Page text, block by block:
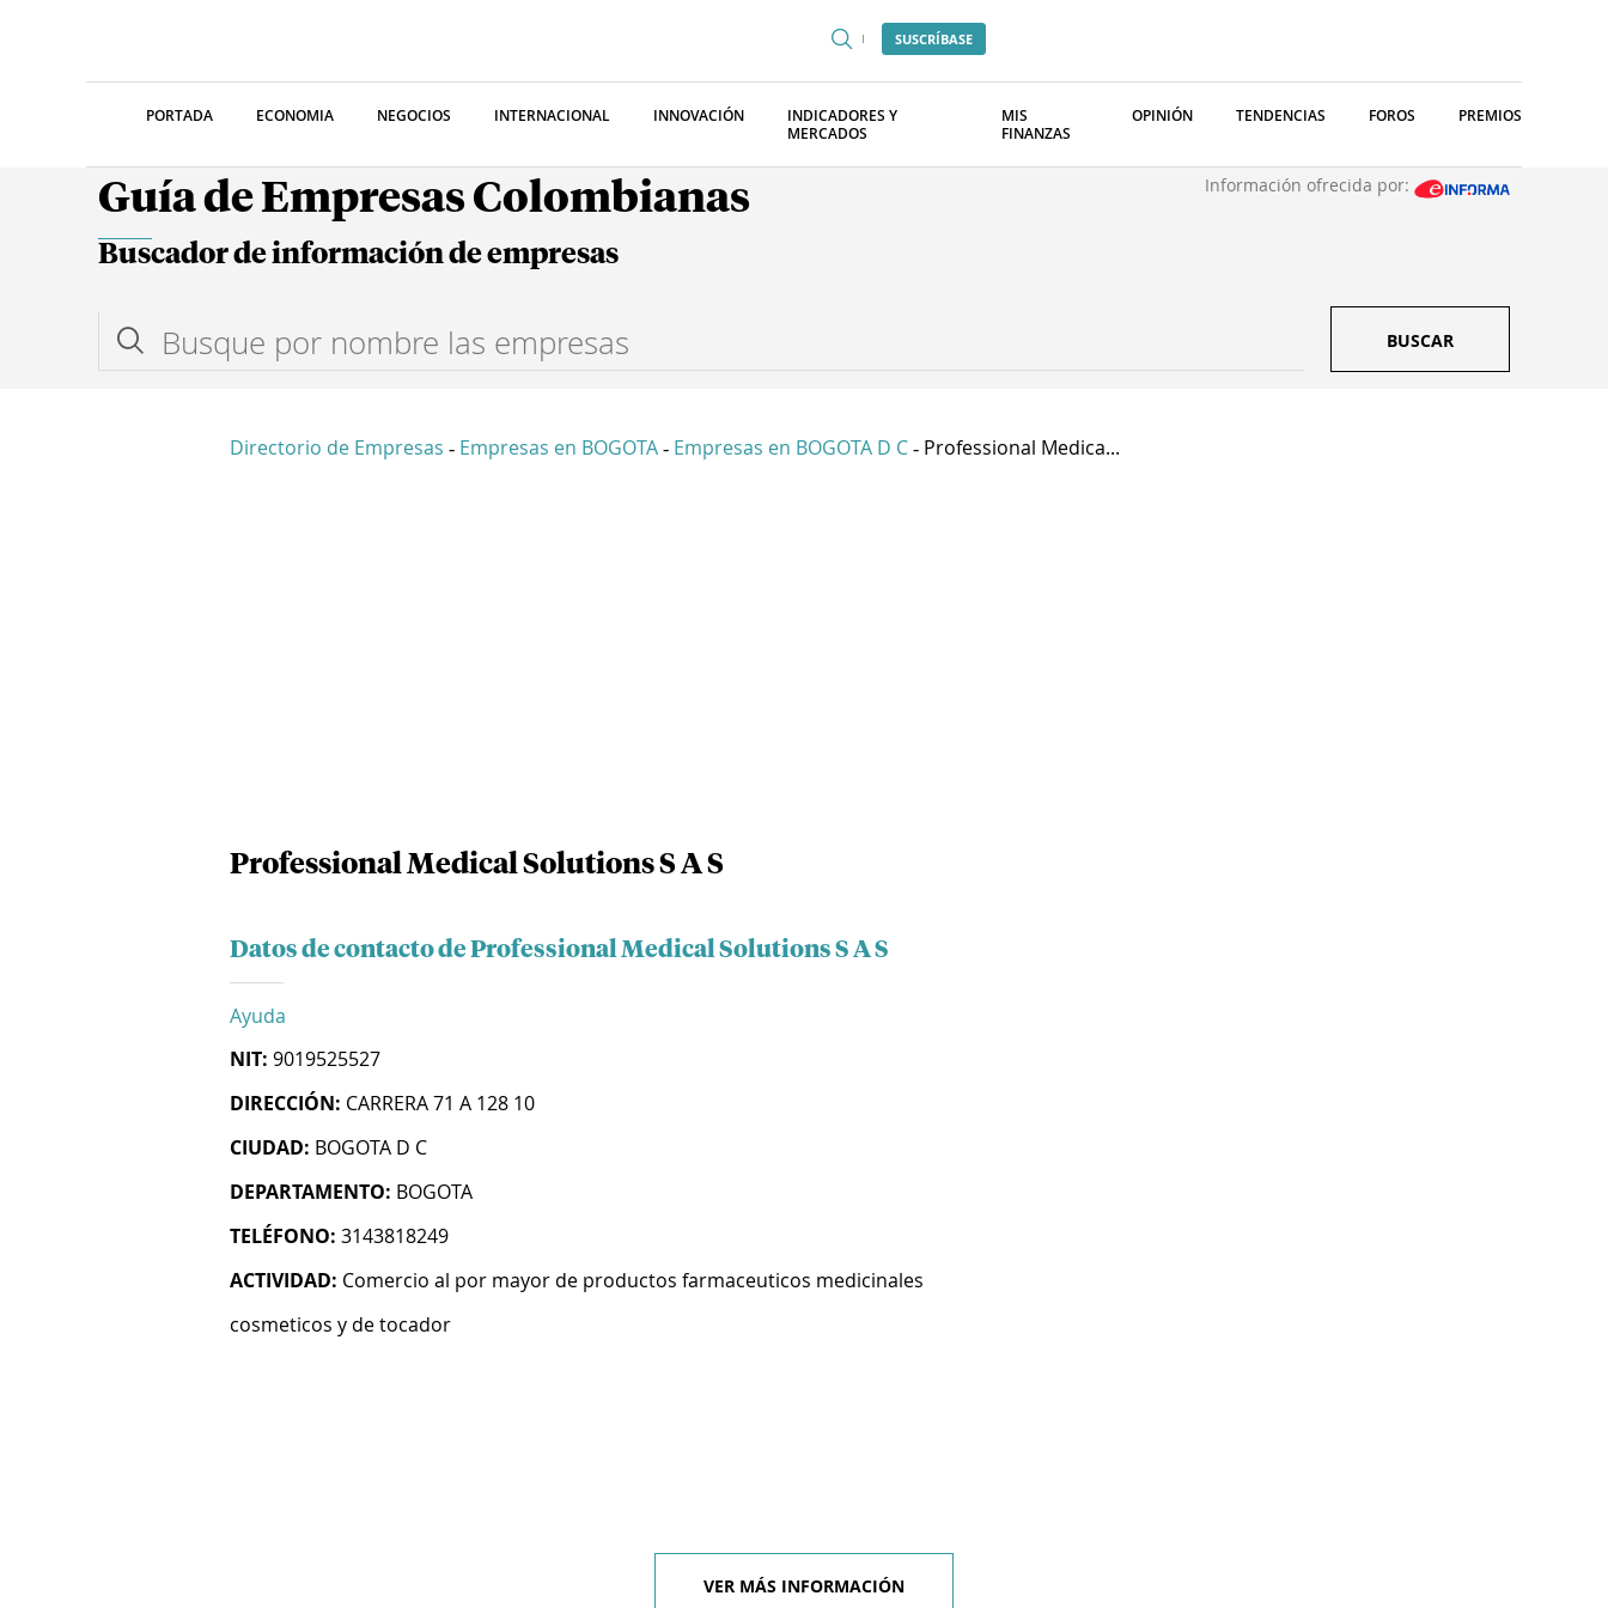
SUSCRÍBASE
PORTADA ECONOMIA NEGOCIOS INTERNACIONAL INNOVACIÓN
INDICADORES Y
MERCADOS
MIS
FINANZAS
OPINIÓN TENDENCIAS FOROS PREMIOS
Guía de Empresas Colombianas Información ofrecida por:
Buscador de información de empresas
BUSCAR
Directorio de Empresas - Empresas en BOGOTA - Empresas en BOGOTA D C - Professional Medica...
Professional Medical Solutions S A S
Datos de contacto de Professional Medical Solutions S A S
Ayuda
NIT: 9019525527
DIRECCIÓN: CARRERA 71 A 128 10
CIUDAD: BOGOTA D C
DEPARTAMENTO: BOGOTA
TELÉFONO: 3143818249
ACTIVIDAD: Comercio al por mayor de productos farmaceuticos medicinales
cosmeticos y de tocador
VER MÁS INFORMACIÓN